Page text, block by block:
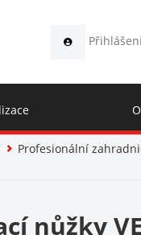
Profesionální
nůžky